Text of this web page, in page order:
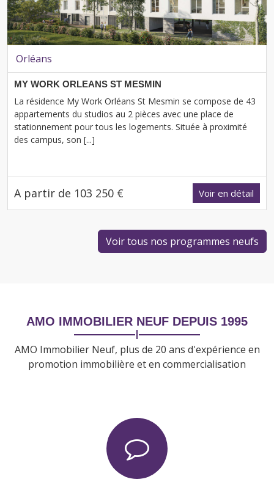
Orléans
MY WORK ORLEANS ST MESMIN
La résidence My Work Orléans St Mesmin se compose de 43
appartements du studios au 2 pièces avec une place de
stationnement pour tous les logements. Située à proximité
des campus, son [...]
A partir de 103 250 € Voir en détail
Voir tous nos programmes neufs
AMO IMMOBILIER NEUF DEPUIS 1995
AMO Immobilier Neuf, plus de 20 ans d'expérience en
promotion immobilière et en commercialisation